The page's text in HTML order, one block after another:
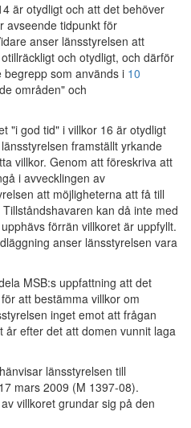
är otydligt och att det behöver
avseende tidpunkt för
anser länsstyrelsen att
och otydligt, och därför
som används i 10
områden" och
"i god tid" i villkor 16 är otydligt
framställt yrkande
villkor. Genom att föreskriva att
i avvecklingen av
att möjligheterna att få till
kan då inte med
förrän villkoret är uppfyllt.
anser länsstyrelsen vara
MSB:s uppfattning att det
att bestämma villkor om
inget emot att frågan
år efter det att domen vunnit laga
länsstyrelsen till
mars 2009 (M 1397-08).
villkoret grundar sig på den